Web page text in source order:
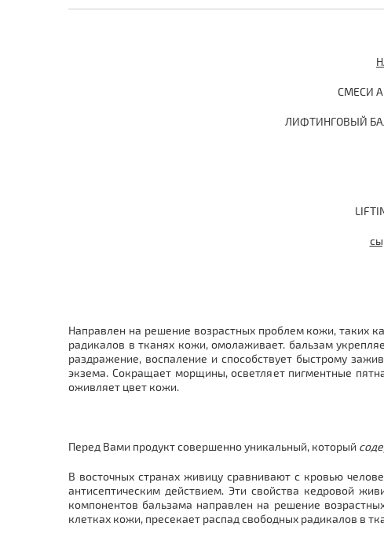
СМЕСИ
ЛИФТИНГОВЫЙ
Направлен на решение возрастных проблем кожи, таких
радикалов в тканях кожи, омолаживает. бальзам
раздражение, воспаление и способствует быстрому
экзема. Сокращает морщины, осветляет пигментные
оживляет цвет кожи.
Перед Вами продукт совершенно уникальный, который
В восточных странах живицу сравнивают с кровью
антисептическим действием. Эти свойства кедровой
компонентов бальзама направлен на решение
клетках кожи, пресекает распад свободных радикалов в